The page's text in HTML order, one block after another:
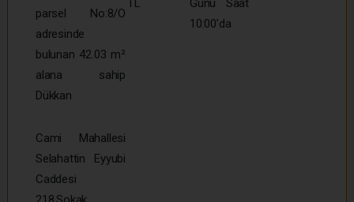
parsel No:8/O
adresinde
bulunan 42.03 m²
alana sahip
Dükkan
TL
Günü Saat
10:00’da
Cami Mahallesi
Selahattin Eyyubi
Caddesi